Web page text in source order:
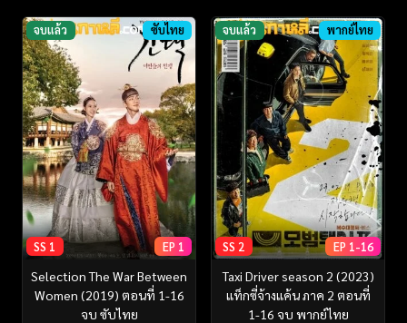
จบแล้ว ซับไทย
SS 1 EP 1
Selection The War Between
Women (2019) ตอนที่ 1-16
จบ ซับไทย
จบแล้ว พากย์ไทย
SS 2 EP 1-16
Taxi Driver season 2 (2023)
แท็กซี่จ้างแค้น ภาค 2 ตอนที่
1-16 จบ พากย์ไทย